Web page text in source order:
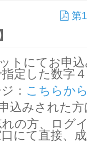
第
トにてお申
定した数字
： こちらか
込みされた方
の方、ログ
にて直接、